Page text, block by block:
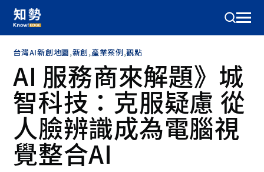
台灣AI新創地圖,新創,產業案例,觀點
AI 服務商來解題》城
智科技：克服疑慮 從
人臉辨識成為電腦視
覺整合AI